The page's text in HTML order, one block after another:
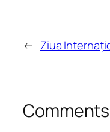
← Ziua
Comments